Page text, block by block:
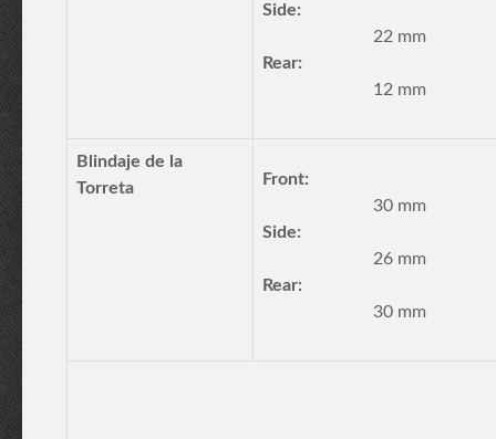
Side:
22 mm
Rear:
12 mm
Blindaje de la
Torreta
Front:
30 mm
Side:
26 mm
Rear:
30 mm